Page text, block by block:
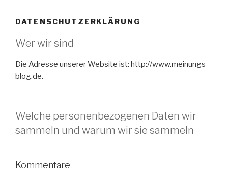
DATENSCHUTZERKLÄRUNG
Wer wir sind
Die Adresse unserer Website ist: http://www.meinungs-
blog.de.
Welche personenbezogenen Daten wir
sammeln und warum wir sie sammeln
Kommentare